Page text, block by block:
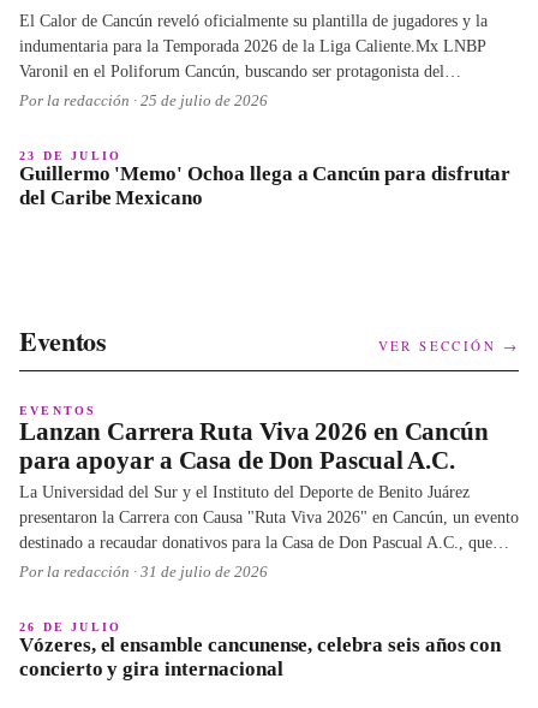
El Calor de Cancún reveló oficialmente su plantilla de jugadores y la
indumentaria para la Temporada 2026 de la Liga Caliente.Mx LNBP
Varonil en el Poliforum Cancún, buscando ser protagonista del
baloncesto mexicano.
Por la redacción · 25 de julio de 2026
23 DE JULIO
Guillermo 'Memo' Ochoa llega a Cancún para disfrutar
del Caribe Mexicano
Eventos VER SECCIÓN →
EVENTOS
Lanzan Carrera Ruta Viva 2026 en Cancún
para apoyar a Casa de Don Pascual A.C.
La Universidad del Sur y el Instituto del Deporte de Benito Juárez
presentaron la Carrera con Causa "Ruta Viva 2026" en Cancún, un evento
destinado a recaudar donativos para la Casa de Don Pascual A.C., que
asiste a adultos mayores.
Por la redacción · 31 de julio de 2026
26 DE JULIO
Vózeres, el ensamble cancunense, celebra seis años con
concierto y gira internacional